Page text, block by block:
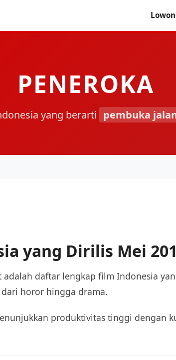
PENEROKA
yang berarti pembuka
yang Dirilis Mei
daftar lengkap film Indonesia
horor hingga drama.
produktivitas tinggi dengan